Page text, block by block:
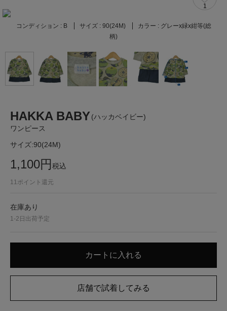
1
コンディション : B サイズ : 90(24M) カラー : グレーx緑x紺等(総
柄)
HAKKA BABY(ハッカベイビー)
ワンピース
サイズ:90(24M)
1,100円税込
11 ポイント還元
在庫あり
1-2日出荷予定